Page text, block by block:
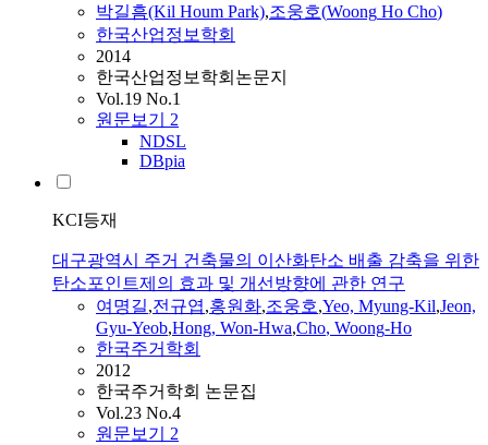
박길흠(Kil Houm Park),조웅호(Woong Ho Cho)
한국산업정보학회
2014
한국산업정보학회논문지
Vol.19 No.1
원문보기 2
NDSL
DBpia
KCI등재
대구광역시 주거 건축물의 이산화탄소 배출 감축을 위한
탄소포인트제의 효과 및 개선방향에 관한 연구
여명길,전규엽,홍원화,조웅호,Yeo, Myung-Kil,Jeon,
Gyu-Yeob,Hong, Won-Hwa,Cho, Woong-Ho
한국주거학회
2012
한국주거학회 논문집
Vol.23 No.4
원문보기 2